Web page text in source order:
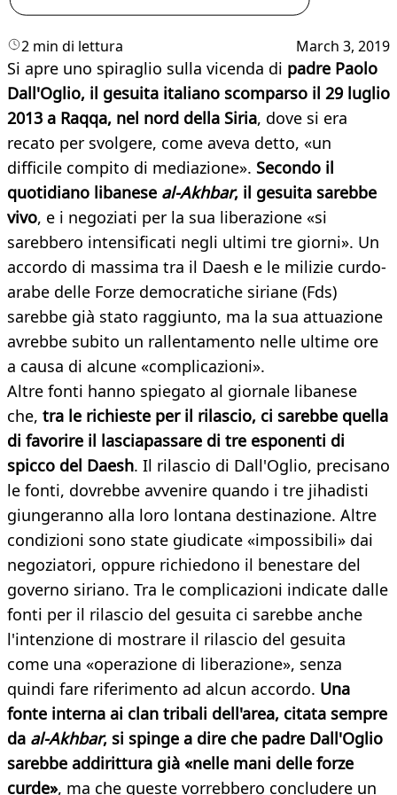
2 min di lettura March 3, 2019
Si apre uno spiraglio sulla vicenda di padre Paolo
Dall'Oglio, il gesuita italiano scomparso il 29 luglio
2013 a Raqqa, nel nord della Siria, dove si era
recato per svolgere, come aveva detto, «un
difficile compito di mediazione». Secondo il
quotidiano libanese al-Akhbar, il gesuita sarebbe
vivo, e i negoziati per la sua liberazione «si
sarebbero intensificati negli ultimi tre giorni». Un
accordo di massima tra il Daesh e le milizie curdo-
arabe delle Forze democratiche siriane (Fds)
sarebbe già stato raggiunto, ma la sua attuazione
avrebbe subito un rallentamento nelle ultime ore
a causa di alcune «complicazioni».
Altre fonti hanno spiegato al giornale libanese
che, tra le richieste per il rilascio, ci sarebbe quella
di favorire il lasciapassare di tre esponenti di
spicco del Daesh. Il rilascio di Dall'Oglio, precisano
le fonti, dovrebbe avvenire quando i tre jihadisti
giungeranno alla loro lontana destinazione. Altre
condizioni sono state giudicate «impossibili» dai
negoziatori, oppure richiedono il benestare del
governo siriano. Tra le complicazioni indicate dalle
fonti per il rilascio del gesuita ci sarebbe anche
l'intenzione di mostrare il rilascio del gesuita
come una «operazione di liberazione», senza
quindi fare riferimento ad alcun accordo. Una
fonte interna ai clan tribali dell'area, citata sempre
da al-Akhbar, si spinge a dire che padre Dall'Oglio
sarebbe addirittura già «nelle mani delle forze
curde», ma che queste vorrebbero concludere un